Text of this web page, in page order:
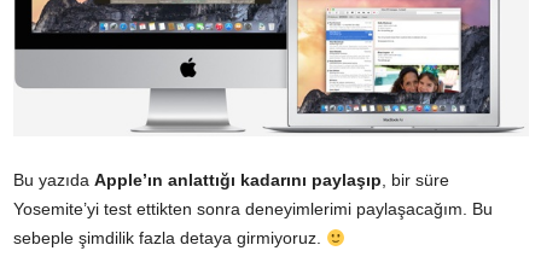
Bu yazıda Apple’ın anlattığı kadarını paylaşıp, bir süre
Yosemite’yi test ettikten sonra deneyimlerimi paylaşacağım. Bu
sebeple şimdilik fazla detaya girmiyoruz.